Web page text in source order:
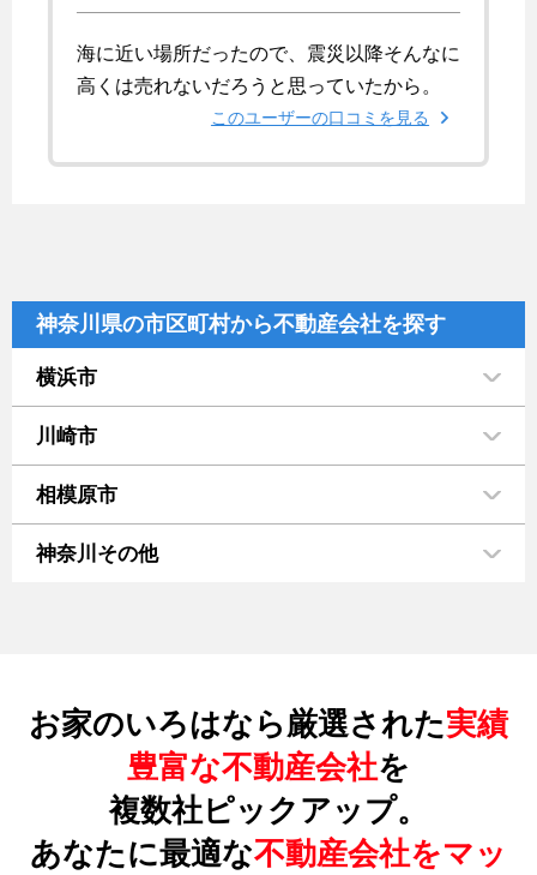
海に近い場所だったので、震災以降そんなに
高くは売れないだろうと思っていたから。
このユーザーの口コミを見る
神奈川県の市区町村から不動産会社を探す
横浜市
川崎市
相模原市
神奈川その他
お家のいろはなら厳選された実績
豊富な不動産会社を
複数社ピックアップ。
あなたに最適な不動産会社をマッ